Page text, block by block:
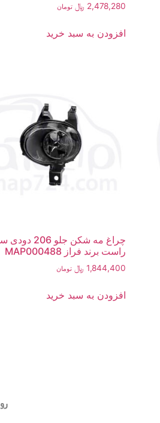
2,478,280 ﷼ تومان
افزودن به سبد خرید
چراغ مه شکن جلو
راست برند فراز MAP000488
1,844,400 ﷼ تومان
افزودن به سبد خرید